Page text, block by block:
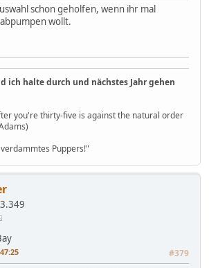
schon geholfen, wenn ihr mal
wollt.
ich halte durch und nächstes Jahr gehen
you're thirty-five is against the natural order
Puppers!"
#379